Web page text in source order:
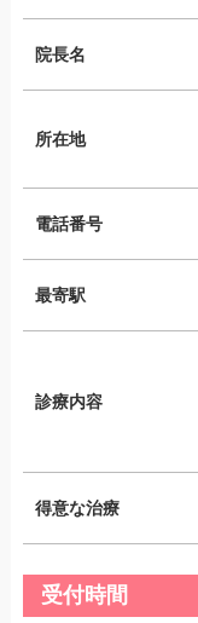
院長名
所在地
電話番号
最寄駅
診療内容
得意な治療
受付時間